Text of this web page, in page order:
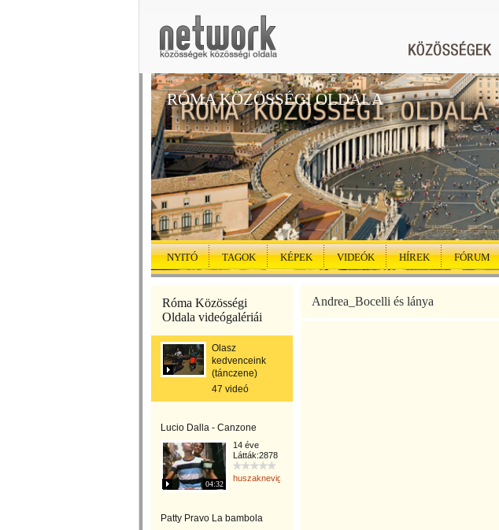
RÓMA KÖZÖSSÉGI OLDALA
NYITÓ TAGOK KÉPEK VIDEÓK HÍREK FÓRUM
Róma Közösségi
Oldala videógalériái
Olasz
kedvenceink
(tánczene)
47 videó
Lucio Dalla - Canzone
04:32
14 éve
Látták:2878
huszaknevighgabriella
Patty Pravo La bambola
Andrea_Bocelli és lánya